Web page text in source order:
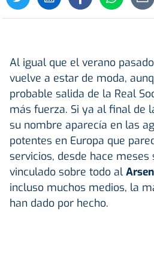
Al igual que el verano
vuelve a estar de moda,
probable salida de la Real
más fuerza. Si ya al final de
su nombre aparecía en las
potentes en Europa que
servicios, desde hace
vinculado sobre todo al
incluso muchos medios, la
han dado por hecho.